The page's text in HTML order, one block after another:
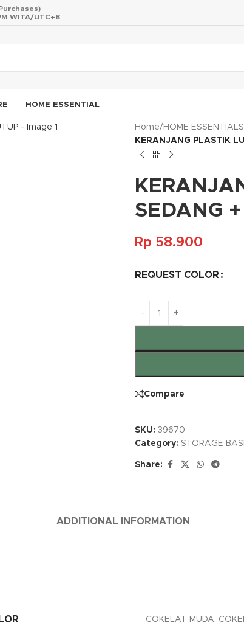
WITA/UTC+8
HOME ESSENTIAL
Home/ HOME ESSENTIALS
KERANJANG PLASTIK
SEDANG
Rp 58.900
REQUEST COLOR
Compare
SKU: 39670
Category: STORAGE
Share:
ADDITIONAL INFORMATION
COKELAT MUDA,